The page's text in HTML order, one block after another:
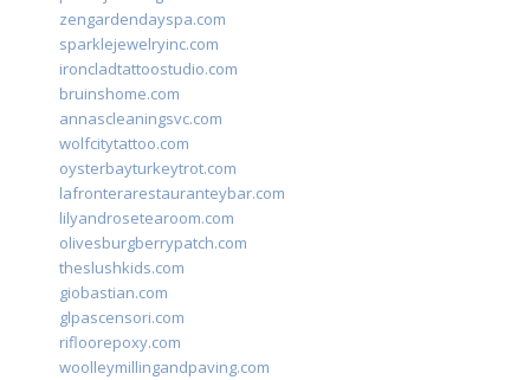
zengardendayspa.com
sparklejewelryinc.com
ironcladtattoostudio.com
bruinshome.com
annascleaningsvc.com
wolfcitytattoo.com
oysterbayturkeytrot.com
lafronterarestauranteybar.com
lilyandrosetearoom.com
olivesburgberrypatch.com
theslushkids.com
giobastian.com
glpascensori.com
rifloorepoxy.com
woolleymillingandpaving.com